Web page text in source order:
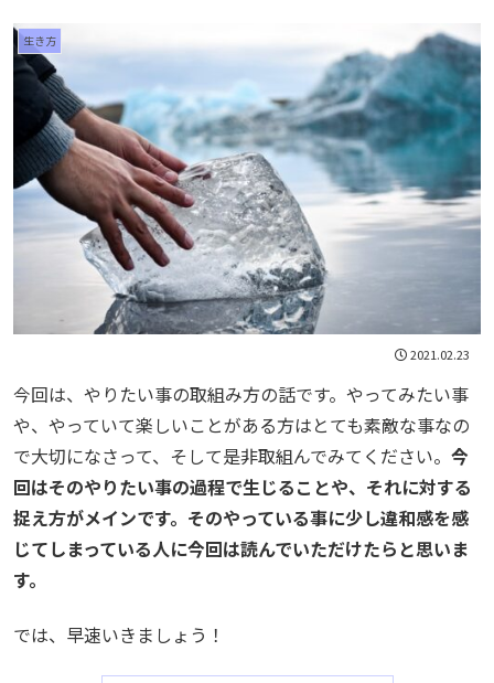
生き方
2021.02.23
今回は、やりたい事の取組み方の話です。やってみたい事
や、やっていて楽しいことがある方はとても素敵な事なの
で大切になさって、そして是非取組んでみてください。 今
回はそのやりたい事の過程で生じることや、それに対する
捉え方がメインです。そのやっている事に少し違和感を感
じてしまっている人に今回は読んでいただけたらと思いま
す。
では、早速いきましょう！